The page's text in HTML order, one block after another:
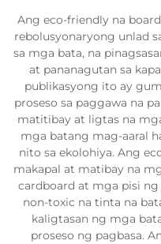
Ang eco-friendly na
rebolusyonaryong unlad
sa mga bata, na
at pananagutan sa
publikasyong ito ay
proseso sa paggawa na
matitibay at ligtas na
mga batang mag-aaral
nito sa ekolohiya. Ang
makapal at matibay na
cardboard at mga pisi
non-toxic na tinta na
kaligtasan ng mga
proseso ng pagbasa.